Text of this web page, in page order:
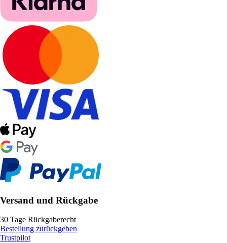
Versand und Rückgabe
30 Tage Rückgaberecht
Bestellung zurückgeben
Trustpilot